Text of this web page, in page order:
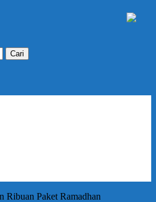
Ribuan Paket Ramadhan